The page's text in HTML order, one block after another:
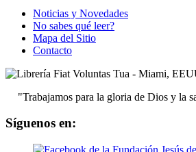
Noticias y Novedades
No sabes qué leer?
Mapa del Sitio
Contacto
"Trabajamos para la gloria de Dios y la
Síguenos en: